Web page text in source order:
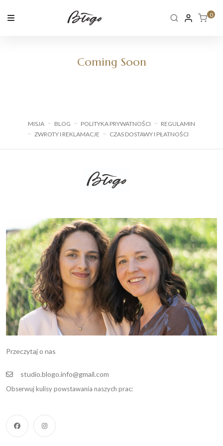
0
Coming Soon
MISJA BLOG POLITYKA PRYWATNOŚCI
REGULAMIN
ZWROTY I REKLAMACJE
CZAS DOSTAWY I PŁATNOŚCI
Przeczytaj o nas
studio.blogo.info@gmail.com
Obserwuj kulisy powstawania naszych prac: